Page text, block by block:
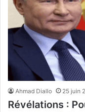
Ahmad Diallo 25 juin
Révélations :